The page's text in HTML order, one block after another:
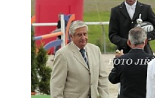
JEŽDĚNÍ PRO VEŘEJNOST
FOTOALBUM
VIDEA